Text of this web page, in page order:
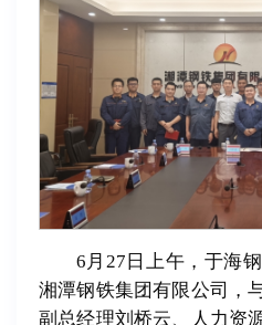
6月27日上午，于海
湘潭钢铁集团有限公司，
副总经理刘桥云、人力资